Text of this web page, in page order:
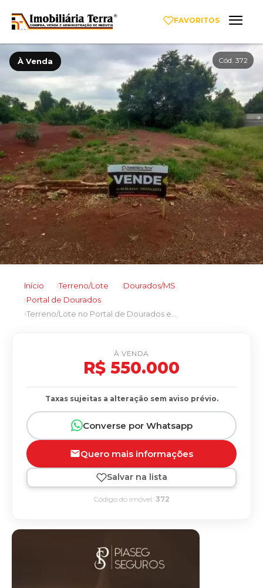
FAVORITOS
À Venda Cód. 372
Início Terreno/Lote
Dourados/MS
Portal de Dourados
À VENDA
R$ 550.000
Taxas sujeitas a alteração sem aviso prévio.
Converse por Whatsapp
Quero mais informações
Salvar na lista
Código do imóvel: 372